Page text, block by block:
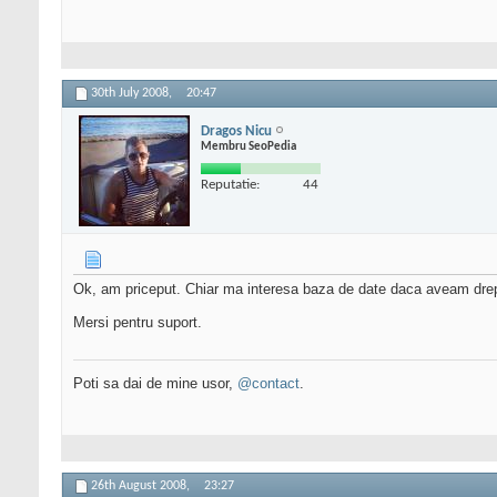
30th July 2008, 20:47
Dragos Nicu
Membru SeoPedia
Reputatie: 44
Ok, am priceput. Chiar ma interesa baza de date daca aveam
Mersi pentru suport.
Poti sa dai de mine usor, @contact.
26th August 2008, 23:27